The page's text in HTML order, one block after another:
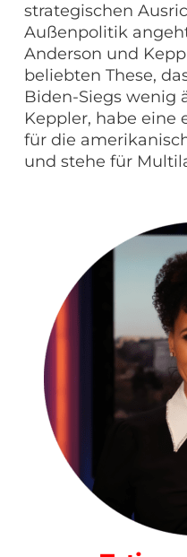
strategischen
Außenpolitik
Anderson und
beliebten These,
Biden-Siegs wenig
Keppler, habe eine
für die
und stehe für